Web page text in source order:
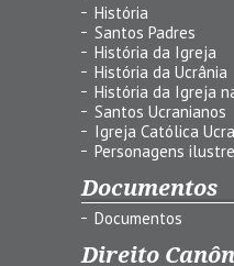
História
Santos Padres
História da Igreja
História da Ucrânia
História da Igreja
Santos Ucranianos
Igreja Católica
Personagens
Documentos
Documentos
Direito